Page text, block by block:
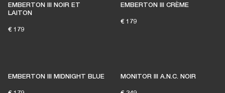
EMBERTON III NOIR ET
LAITON
€ 179
EMBERTON III CRÈME
€ 179
EMBERTON III MIDNIGHT BLUE MONITOR III A.N.C. NOIR